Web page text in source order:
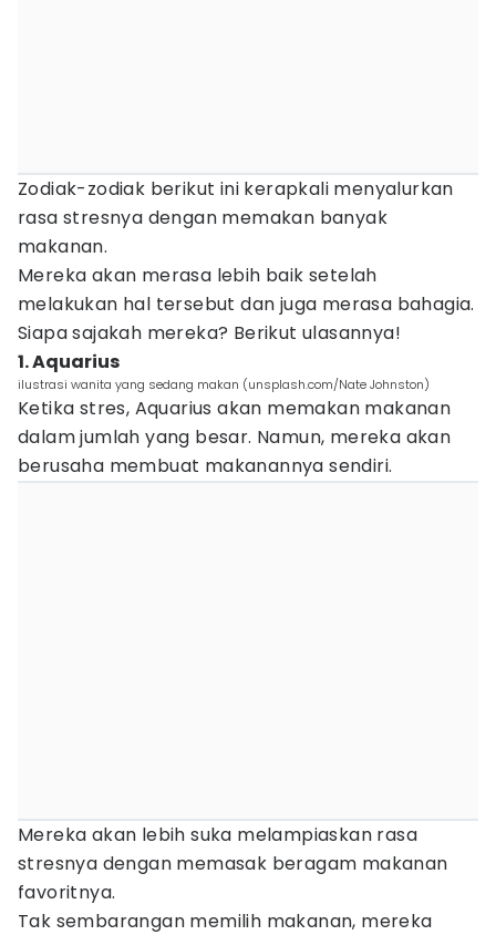
Zodiak-zodiak berikut ini kerapkali menyalurkan
rasa stresnya dengan memakan banyak
makanan.
Mereka akan merasa lebih baik setelah
melakukan hal tersebut dan juga merasa bahagia.
Siapa sajakah mereka? Berikut ulasannya!
1. Aquarius
ilustrasi wanita yang sedang makan (unsplash.com/Nate Johnston)
Ketika stres, Aquarius akan memakan makanan
dalam jumlah yang besar. Namun, mereka akan
berusaha membuat makanannya sendiri.
Mereka akan lebih suka melampiaskan rasa
stresnya dengan memasak beragam makanan
favoritnya.
Tak sembarangan memilih makanan, mereka